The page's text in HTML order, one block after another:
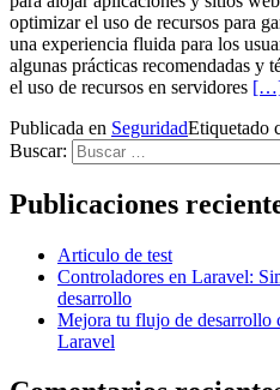
optimizar el uso de recursos para
una experiencia fluida para los
algunas prácticas recomendadas y
el uso de recursos en servidores
Publicada en SeguridadEtiquetado
Buscar:
Publicaciones
Articulo de test
Controladores en Laravel:
desarrollo
Mejora tu flujo de desarrollo
Laravel